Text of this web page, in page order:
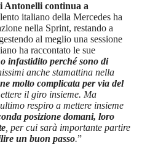
Antonelli continua a
italiano della Mercedes ha
nella Sprint, restando a
al meglio una sessione
ha raccontato le sue
infastidito perché sono di
anche stamattina nella
molto complicata per via del
il giro insieme. Ma
respiro a mettere insieme
posizione domani, loro
, per cui sarà importante partire
un buon passo.”